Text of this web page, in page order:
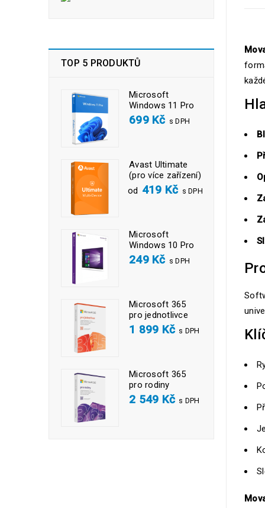
TOP 5 PRODUKTŮ
Microsoft
Windows 11 Pro
699 Kč s DPH
Avast Ultimate
(pro více zařízení)
od 419 Kč s DPH
Microsoft
Windows 10 Pro
249 Kč s DPH
Microsoft 365
pro jednotlivce
1 899 Kč s DPH
Microsoft 365
pro rodiny
2 549 Kč s DPH